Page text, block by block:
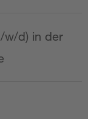
w/d) in der